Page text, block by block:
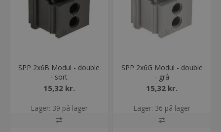
SPP 2x6B Modul - double
- sort
15,32 kr.
Lager: 39 på lager
SPP 2x6G Modul - double
- grå
15,32 kr.
Lager: 36 på lager